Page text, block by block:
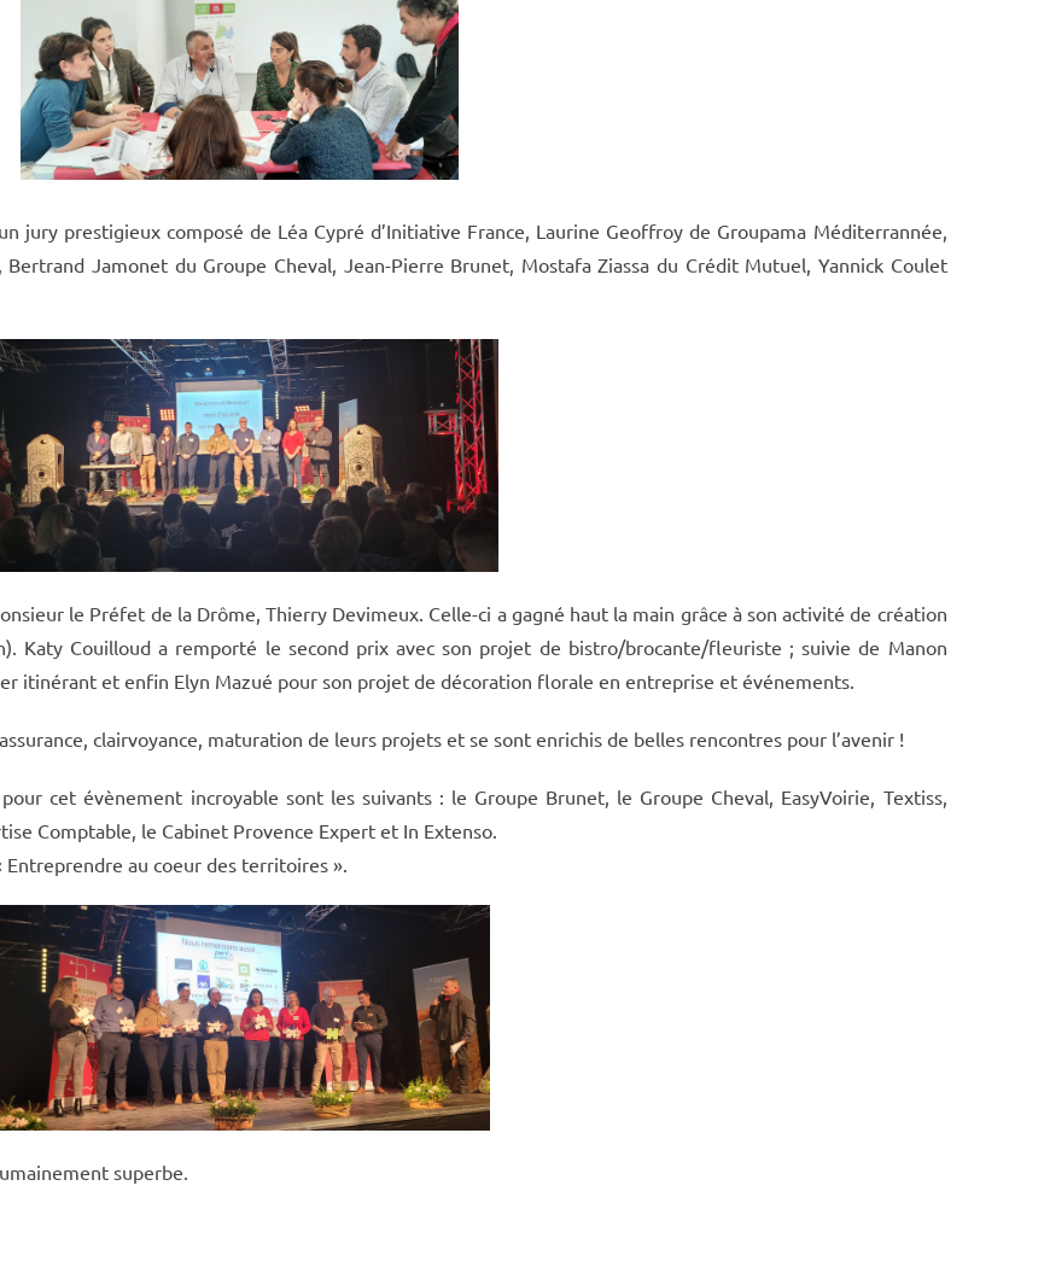
jury prestigieux composé de Léa Cypré d’Initiative France, Laurine Geoffroy de Groupama Méditerrannée,
Bertrand Jamonet du Groupe Cheval, Jean-Pierre Brunet, Mostafa Ziassa du Crédit Mutuel, Yannick Coulet
le Préfet de la Drôme, Thierry Devimeux. Celle-ci a gagné haut la main grâce à son activité de création
Katy Couilloud a remporté le second prix avec son projet de bistro/brocante/fleuriste ; suivie de Manon
itinérant et enfin Elyn Mazué pour son projet de décoration florale en entreprise et événements.
clairvoyance, maturation de leurs projets et se sont enrichis de belles rencontres pour l’avenir !
cet évènement incroyable sont les suivants : le Groupe Brunet, le Groupe Cheval, EasyVoirie, Textiss,
Comptable, le Cabinet Provence Expert et In Extenso.
au coeur des territoires ».
superbe.